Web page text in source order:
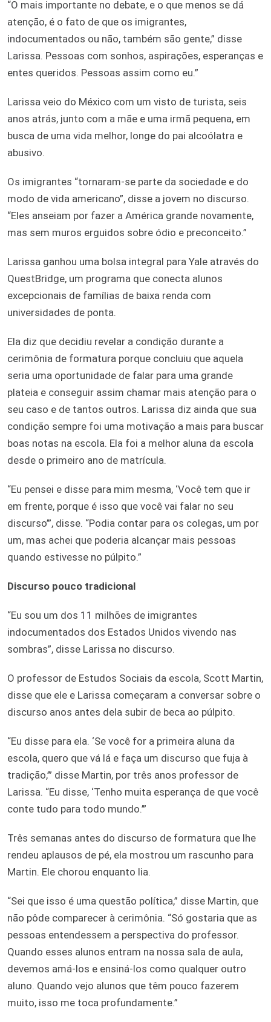
“O mais importante no debate, e o que menos se dá
atenção, é o fato de que os imigrantes,
indocumentados ou não, também são gente,” disse
Larissa. Pessoas com sonhos, aspirações, esperanças e
entes queridos. Pessoas assim como eu.”
Larissa veio do México com um visto de turista, seis
anos atrás, junto com a mãe e uma irmã pequena, em
busca de uma vida melhor, longe do pai alcoólatra e
abusivo.
Os imigrantes “tornaram-se parte da sociedade e do
modo de vida americano”, disse a jovem no discurso.
“Eles anseiam por fazer a América grande novamente,
mas sem muros erguidos sobre ódio e preconceito.”
Larissa ganhou uma bolsa integral para Yale através do
QuestBridge, um programa que conecta alunos
excepcionais de famílias de baixa renda com
universidades de ponta.
Ela diz que decidiu revelar a condição durante a
cerimônia de formatura porque concluiu que aquela
seria uma oportunidade de falar para uma grande
plateia e conseguir assim chamar mais atenção para o
seu caso e de tantos outros. Larissa diz ainda que sua
condição sempre foi uma motivação a mais para buscar
boas notas na escola. Ela foi a melhor aluna da escola
desde o primeiro ano de matrícula.
“Eu pensei e disse para mim mesma, ‘Você tem que ir
em frente, porque é isso que você vai falar no seu
discurso’”, disse. “Podia contar para os colegas, um por
um, mas achei que poderia alcançar mais pessoas
quando estivesse no púlpito.”
Discurso pouco tradicional
“Eu sou um dos 11 milhões de imigrantes
indocumentados dos Estados Unidos vivendo nas
sombras”, disse Larissa no discurso.
O professor de Estudos Sociais da escola, Scott Martin,
disse que ele e Larissa começaram a conversar sobre o
discurso anos antes dela subir de beca ao púlpito.
“Eu disse para ela. ‘Se você for a primeira aluna da
escola, quero que vá lá e faça um discurso que fuja à
tradição,’” disse Martin, por três anos professor de
Larissa. “Eu disse, ‘Tenho muita esperança de que você
conte tudo para todo mundo.’”
Três semanas antes do discurso de formatura que lhe
rendeu aplausos de pé, ela mostrou um rascunho para
Martin. Ele chorou enquanto lia.
“Sei que isso é uma questão política,” disse Martin, que
não pôde comparecer à cerimônia. “Só gostaria que as
pessoas entendessem a perspectiva do professor.
Quando esses alunos entram na nossa sala de aula,
devemos amá-los e ensiná-los como qualquer outro
aluno. Quando vejo alunos que têm pouco fazerem
muito, isso me toca profundamente.”